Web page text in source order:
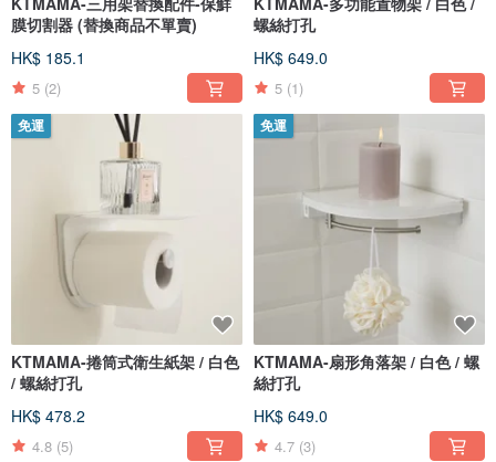
膜切割器 (替換商品不單賣)
HK$ 185.1
5 (2)
螺絲打孔
HK$ 649.0
5 (1)
免運
KTMAMA-捲筒式衛生紙架 / 白色
/ 螺絲打孔
HK$ 478.2
4.8 (5)
免運
KTMAMA-扇形角落架 / 白色 / 螺
絲打孔
HK$ 649.0
4.7 (3)